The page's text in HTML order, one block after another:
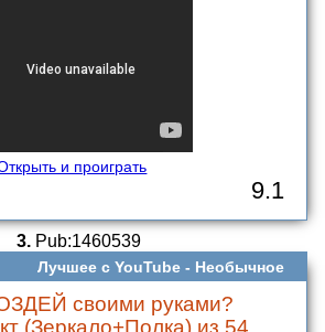
и проиграть
9.1
3.Pub:1460539
Лучшее с YouTube - Необычное
своими руками?
(Зеркало+Полка) из 54